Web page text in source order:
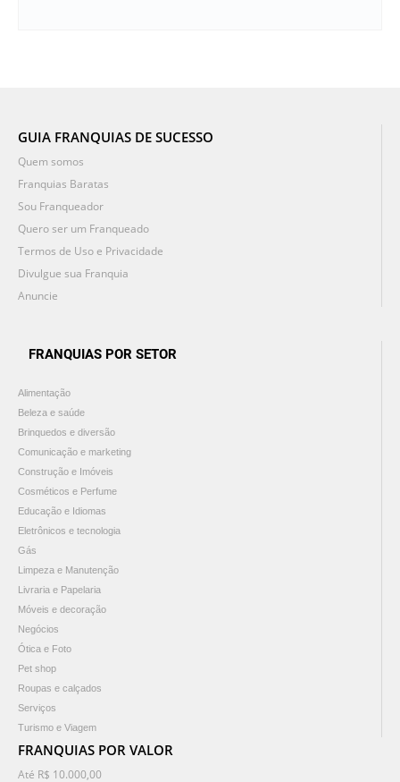
GUIA FRANQUIAS DE SUCESSO
Quem somos
Franquias Baratas
Sou Franqueador
Quero ser um Franqueado
Termos de Uso e Privacidade
Divulgue sua Franquia
Anuncie
FRANQUIAS POR SETOR
Alimentação
Beleza e saúde
Brinquedos e diversão
Comunicação e marketing
Construção e Imóveis
Cosméticos e Perfume
Educação e Idiomas
Eletrônicos e tecnologia
Gás
Limpeza e Manutenção
Livraria e Papelaria
Móveis e decoração
Negócios
Ótica e Foto
Pet shop
Roupas e calçados
Serviços
Turismo e Viagem
FRANQUIAS POR VALOR
Até R$ 10.000,00